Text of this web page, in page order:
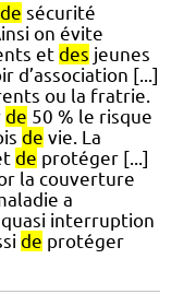
de sécurité
on évite
et des jeunes
d’association [...]
ou la fratrie.
de 50 % le risque
de vie. La
de protéger [...]
la couverture
a
quasi interruption
de protéger